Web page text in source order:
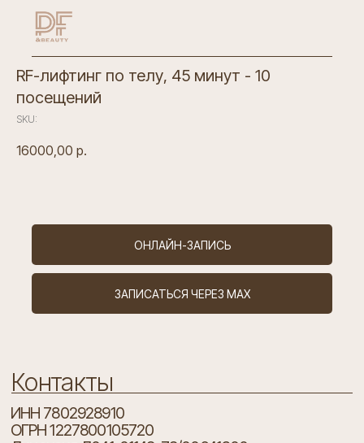
RF-лифтинг по телу, 45 минут - 10
посещений
SKU:
16000,00 р.
ОНЛАЙН-ЗАПИСЬ
ЗАПИСАТЬСЯ ЧЕРЕЗ MAX
Контакты
ОГРН 1227800105720
+7 (981) 889 61 62
pfbeautyclinic@mail.ru
Телеграм канал